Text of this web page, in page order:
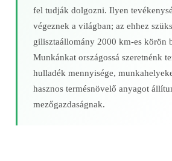
fel tudják dolgozni. Ilyen
végeznek a világban; az ehhez
gilisztaállomány 2000 km‑es körön
Munkánkat országossá szeretnénk
hulladék mennyisége,
hasznos termésnövelő anyagot
mezőgazdaságnak.